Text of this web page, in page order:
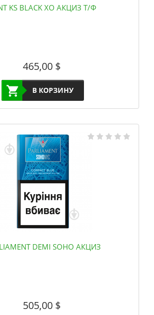
KS BLACK XO АКЦИЗ Т/Ф
465,00$
В КОРЗИНУ
DEMI SOHO АКЦИЗ
505,00$